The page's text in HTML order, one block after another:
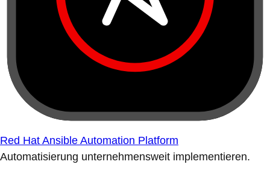
Red Hat Ansible Automation Platform
Automatisierung unternehmensweit implementieren.